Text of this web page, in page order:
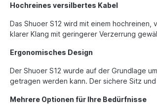
Hochreines versilbertes Kabel
Das Shuoer S12 wird mit einem
klarer Klang mit geringerer Verzerrung
Ergonomisches Design
Der Shuoer S12 wurde auf der Grundlage
getragen werden kann. Der sichere Sitz
Mehrere Optionen für Ihre Bedürfnisse